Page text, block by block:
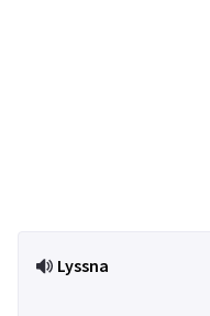
Lyssna